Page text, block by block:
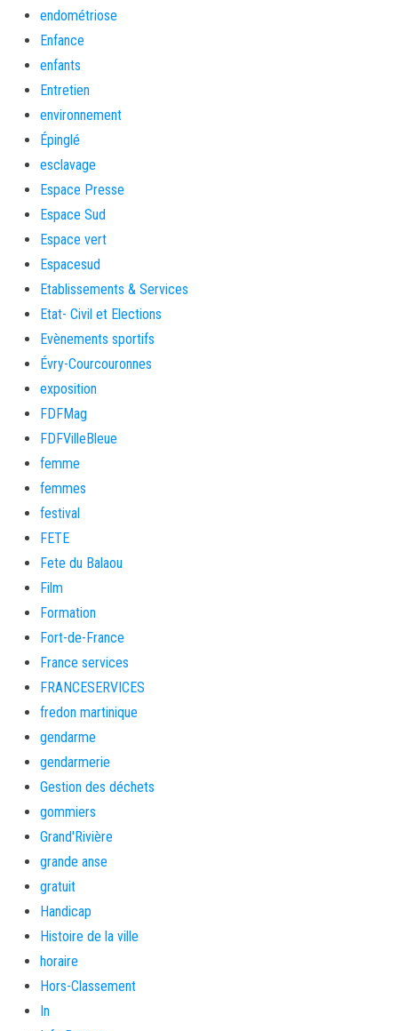
endométriose
Enfance
enfants
Entretien
environnement
Épinglé
esclavage
Espace Presse
Espace Sud
Espace vert
Espacesud
Etablissements & Services
Etat- Civil et Elections
Evènements sportifs
Évry-Courcouronnes
exposition
FDFMag
FDFVilleBleue
femme
femmes
festival
FETE
Fete du Balaou
Film
Formation
Fort-de-France
France services
FRANCESERVICES
fredon martinique
gendarme
gendarmerie
Gestion des déchets
gommiers
Grand'Rivière
grande anse
gratuit
Handicap
Histoire de la ville
horaire
Hors-Classement
In